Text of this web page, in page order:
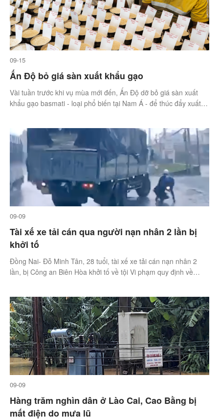
09-15
Ấn Độ bỏ giá sàn xuất khẩu gạo
Vài tuần trước khi vụ mùa mới đến, Ấn Độ dỡ bỏ giá sàn xuất
khẩu gạo basmati - loại phổ biến tại Nam Á - để thúc đẩy xuất
09-09
Tài xế xe tải cán qua người nạn nhân 2 lần bị
khởi tố
Đồng Nai- Đỗ Minh Tân, 28 tuổi, tài xế xe tải cán nạn nhân 2
lần, bị Công an Biên Hòa khởi tố về tội Vi phạm quy định về
09-09
Hàng trăm nghìn dân ở Lào Cai, Cao Bằng bị
mất điện do mưa lũ